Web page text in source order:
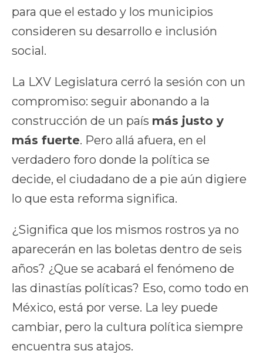
para que el estado y los municipios
consideren su desarrollo e inclusión
social.
La LXV Legislatura cerró la sesión con un
compromiso: seguir abonando a la
construcción de un país más justo y
más fuerte. Pero allá afuera, en el
verdadero foro donde la política se
decide, el ciudadano de a pie aún digiere
lo que esta reforma significa.
¿Significa que los mismos rostros ya no
aparecerán en las boletas dentro de seis
años? ¿Que se acabará el fenómeno de
las dinastías políticas? Eso, como todo en
México, está por verse. La ley puede
cambiar, pero la cultura política siempre
encuentra sus atajos.